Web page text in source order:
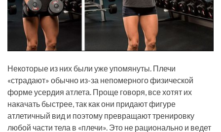
Некоторые из них были уже упомянуты. Плечи
«страдают» обычно из-за непомерного физической
форме усердия атлета. Проще говоря, все хотят их
накачать быстрее, так как они придают фигуре
атлетичный вид и поэтому превращают тренировку
любой части тела в «плечи». Это не рационально и ведет